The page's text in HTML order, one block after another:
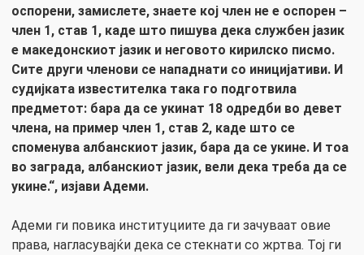
оспорени, замислете, знаете кој член не е оспорен –
член 1, став 1, каде што пишува дека службен јазик
е македонскиот јазик и неговото кирилско писмо.
Сите други членови се нападнати со иницијативи. И
судијката известителка така го подготвила
предметот: бара да се укинат 18 одредби во девет
члена, на пример член 1, став 2, каде што се
споменува албанскиот јазик, бара да се укине. И тоа
во заграда, албанскиот јазик, вели дека треба да се
укине.“, изјави Адеми.
Адеми ги повика институциите да ги зачуваат овие
права, нагласувајќи дека се стекнати со жртва. Тој ги